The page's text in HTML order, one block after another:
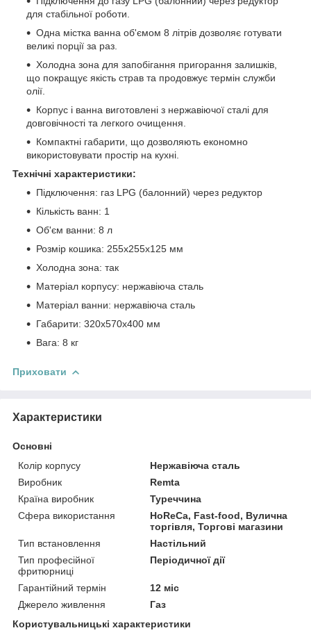
для стабільної роботи.
Одна містка ванна об'ємом 8 літрів дозволяє готувати
великі порції за раз.
Холодна зона для запобігання пригорання залишків,
що покращує якість страв та продовжує термін служби
олії.
Корпус і ванна виготовлені з нержавіючої сталі для
довговічності та легкого очищення.
Компактні габарити, що дозволяють економно
використовувати простір на кухні.
Технічні характеристики:
Підключення: газ LPG (балонний) через редуктор
Кількість ванн: 1
Об'єм ванни: 8 л
Розмір кошика: 255х255х125 мм
Холодна зона: так
Матеріал корпусу: нержавіюча сталь
Матеріал ванни: нержавіюча сталь
Габарити: 320x570x400 мм
Вага: 8 кг
Приховати
Характеристики
Основні
Колір корпусу
Нержавіюча сталь
Виробник
Remta
Країна виробник
Туреччина
Сфера використання
HoReCa, Fast-food, Вулична
торгівля, Торгові магазини
Тип встановлення
Настільний
Тип професійної
фритюрниці
Періодичної дії
Гарантійний термін
12 міс
Джерело живлення
Газ
Користувальницькі характеристики